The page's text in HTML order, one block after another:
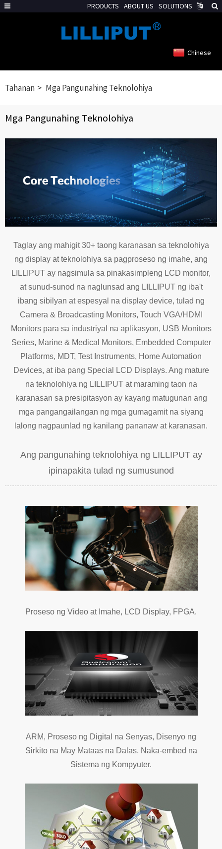
Chinese
Tahanan Mga Pangunahing Teknolohiya
Mga Pangunahing Teknolohiya
Taglay ang mahigit 30+ taong karanasan sa teknolohiya
ng display at teknolohiya sa pagproseso ng imahe, ang
LILLIPUT ay nagsimula sa pinakasimpleng LCD monitor,
at sunud-sunod na naglunsad ang LILLIPUT ng iba't
ibang sibilyan at espesyal na display device, tulad ng
Camera & Broadcasting Monitors, Touch VGA/HDMI
Monitors para sa industriyal na aplikasyon, USB Monitors
Series, Marine & Medical Monitors, Embedded Computer
Platforms, MDT, Test Instruments, Home Automation
Devices, at iba pang Special LCD Displays. Ang mature
na teknolohiya ng LILLIPUT at maraming taon na
karanasan sa presipitasyon ay kayang matugunan ang
mga pangangailangan ng mga gumagamit na siyang
lalong nagpaunlad ng kanilang pananaw at karanasan.
Ang pangunahing teknolohiya ng LILLIPUT ay
ipinapakita tulad ng sumusunod
Proseso ng Video at Imahe, LCD Display, FPGA.
ARM, Proseso ng Digital na Senyas, Disenyo ng
Sirkito na May Mataas na Dalas, Naka-embed na
Sistema ng Kompyuter.
PRODUCTS ABOUT US SOLUTIONS